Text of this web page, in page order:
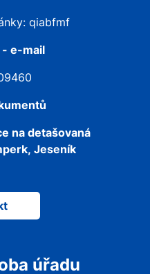
qiabfmf
- e-mail
na detašovaná
Jeseník
úřadu